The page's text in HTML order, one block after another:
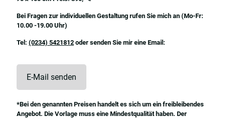
Bei Fragen zur individuellen Gestaltung rufen Sie mich an (Mo-Fr:
10.00 -19.00 Uhr)
Tel: (0234) 5421812 oder senden Sie mir eine Email:
E-Mail senden
*Bei den genannten Preisen handelt es sich um ein freibleibendes
Angebot. Die Vorlage muss eine Mindestqualität haben. Der